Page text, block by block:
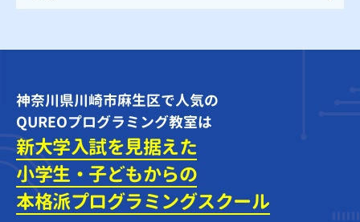
神奈川県川崎市麻生区で人気の
QUREOプログラミング教室は
新大学入試を見据えた
小学生・子どもからの
本格派プログラミングスクール